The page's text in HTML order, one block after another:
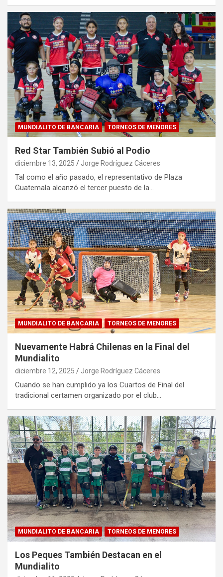
MUNDIALITO DE BANCARIA TORNEOS DE MENORES
Red Star También Subió al Podio
diciembre 13, 2025 Jorge Rodríguez Cáceres
Tal como el año pasado, el representativo de Plaza
Guatemala alcanzó el tercer puesto de la…
MUNDIALITO DE BANCARIA TORNEOS DE MENORES
Nuevamente Habrá Chilenas en la Final del
Mundialito
diciembre 12, 2025 Jorge Rodríguez Cáceres
Cuando se han cumplido ya los Cuartos de Final del
tradicional certamen organizado por el club…
MUNDIALITO DE BANCARIA TORNEOS DE MENORES
Los Peques También Destacan en el
Mundialito